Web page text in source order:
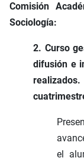
Comisión
Sociología:
2. Curso
difusión e
el